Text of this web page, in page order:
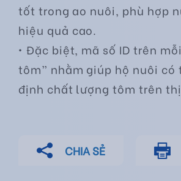
tốt trong ao nuôi, phù hợp
hiệu quả cao.
• Đặc biệt, mã số ID trên
tôm” nhằm giúp hộ nuôi
định chất lượng tôm trên
CHIA SẺ